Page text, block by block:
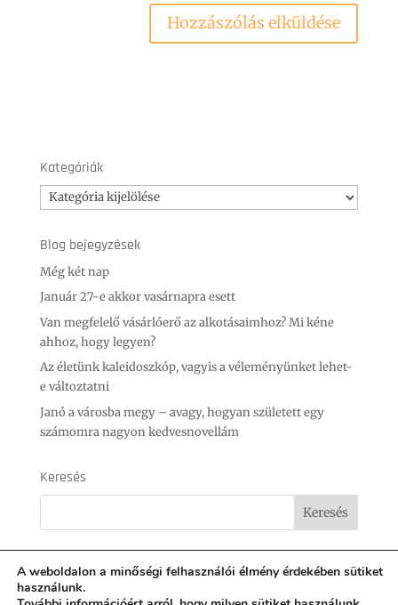
Kategóriák
Kategóriák
Blog bejegyzések
Még két nap
Január 27-e akkor vasárnapra esett
Van megfelelő vásárlóerő az alkotásaimhoz? Mi kéne
ahhoz, hogy legyen?
Az életünk kaleidoszkóp, vagyis a véleményünket lehet-
e változtatni
Janó a városba megy – avagy, hogyan született egy
számomra nagyon kedvesnovellám
Keresés
A weboldalon a minőségi felhasználói élmény érdekében sütiket
használunk.